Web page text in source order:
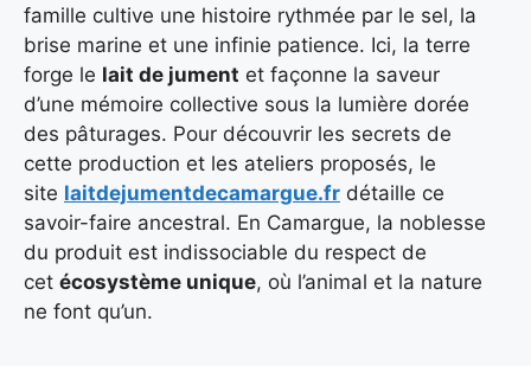
famille cultive une histoire rythmée par le sel, la
brise marine et une infinie patience. Ici, la terre
forge le lait de jument et façonne la saveur
d’une mémoire collective sous la lumière dorée
des pâturages. Pour découvrir les secrets de
cette production et les ateliers proposés, le
site laitdejumentdecamargue.fr détaille ce
savoir-faire ancestral. En Camargue, la noblesse
du produit est indissociable du respect de
cet écosystème unique, où l’animal et la nature
ne font qu’un.